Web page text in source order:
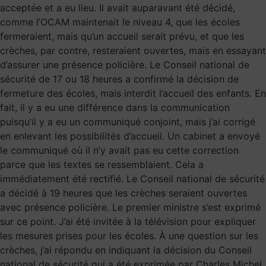
acceptée et a eu lieu. Il avait auparavant été décidé,
comme l’OCAM maintenait le niveau 4, que les écoles
fermeraient, mais qu’un accueil serait prévu, et que les
crèches, par contre, resteraient ouvertes, mais en essayant
d’assurer une présence policière. Le Conseil national de
sécurité de 17 ou 18 heures a confirmé la décision de
fermeture des écoles, mais interdit l’accueil des enfants. En
fait, il y a eu une différence dans la communication
puisqu’il y a eu un communiqué conjoint, mais j’ai corrigé
en enlevant les possibilités d’accueil. Un cabinet a envoyé
le communiqué où il n’y avait pas eu cette correction
parce que les textes se ressemblaient. Cela a
immédiatement été rectifié. Le Conseil national de sécurité
a décidé à 19 heures que les crèches seraient ouvertes
avec présence policière. Le premier ministre s’est exprimé
sur ce point. J’ai été invitée à la télévision pour expliquer
les mesures prises pour les écoles. À une question sur les
crèches, j’ai répondu en indiquant la décision du Conseil